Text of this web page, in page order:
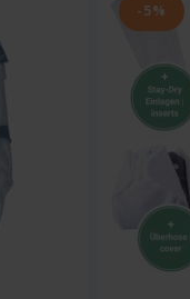
-5%